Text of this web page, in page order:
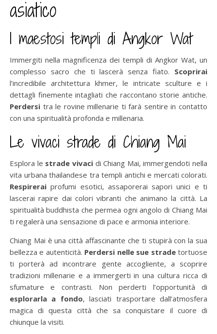
asiatico
I maestosi templi di Angkor Wat
Immergiti nella magnificenza dei templi di Angkor Wat, un
complesso sacro che ti lascerà senza fiato. Scoprirai
l’incredibile architettura khmer, le intricate sculture e i
dettagli finemente intagliati che raccontano storie antiche.
Perdersi tra le rovine millenarie ti farà sentire in contatto
con una spiritualità profonda e millenaria.
Le vivaci strade di Chiang Mai
Esplora le strade vivacidi Chiang Mai, immergendoti nella
vita urbana thailandese tra templi antichi e mercati colorati.
Respirerai profumi esotici, assaporerai sapori unici e ti
lascerai rapire dai colori vibranti che animano la città. La
spiritualità buddhista che permea ogni angolo di Chiang Mai
ti regalerà una sensazione di pace e armonia interiore.
Chiang Mai è una città affascinante che ti stupirà con la sua
bellezza e autenticità. Perdersi nelle sue stradetortuose
ti porterà ad incontrare gente accogliente, a scoprire
tradizioni millenarie e a immergerti in una cultura ricca di
sfumature e contrasti. Non perderti l’opportunità di
esplorarla a fondo, lasciati trasportare dall’atmosfera
magica di questa città che sa conquistare il cuore di
chiunque la visiti.